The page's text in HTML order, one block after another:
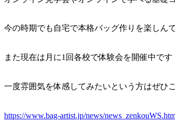
今の時期でも自宅で本格バッグ作りを楽しん
また現在は月に1回各校で体験会を開催中です
一度雰囲気を体感してみたいという方はぜひ
https://www.bag-artist.jp/news/